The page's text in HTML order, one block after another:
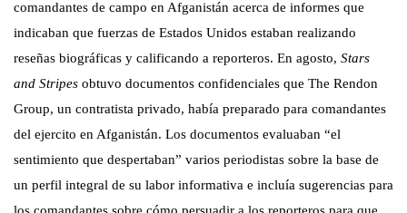
comandantes de campo en Afganistán acerca de informes que
indicaban que fuerzas de Estados Unidos estaban realizando
reseñas biográficas y calificando a reporteros. En agosto, Stars
and Stripes obtuvo documentos confidenciales que The Rendon
Group, un contratista privado, había preparado para comandantes
del ejercito en Afganistán. Los documentos evaluaban “el
sentimiento que despertaban” varios periodistas sobre la base de
un perfil integral de su labor informativa e incluía sugerencias para